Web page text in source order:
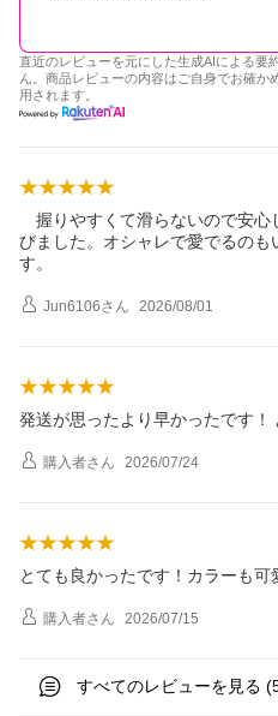
直近のレビューを元にした生成AIによる要
ん。商品レビューの内容はご自身でお確か
用されます。
握りやすくて滑らないので安心
びました。オシャレで愛でるのも
す。
Jun6106さん 2026/08/01
発送が思ったより早かったです！
購入者さん 2026/07/24
とても良かったです！カラーも可
購入者さん 2026/07/15
すべてのレビューを見る (